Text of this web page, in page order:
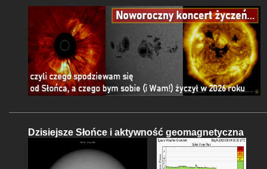
Dzisiejsze Słońce i aktywność geomagnetyczna